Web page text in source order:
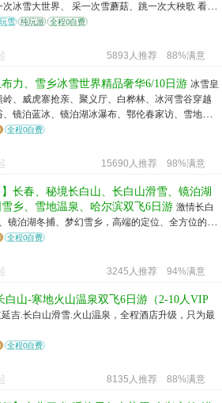
次冰雪大世界、 采一次雪蘑菇、跳一次大秧歌 看一
雪 纯玩游 全程0自费
5893人推荐 88%满意
力、雪乡冰雪世界精品奢华6/10日游 冰雪皇
岭、威虎寨抢亲、聚义厅、白桦林、冰河雪谷穿越
、镜泊蓝冰、镜泊湖冰瀑布、鄂伦春家访、雪地宝
、滑雪围畅玩、山巅滑雪
全程0自费
15690人推荐 98%满意
】长春、秘境长白山、长白山滑雪、镜泊湖
乡、雪地温泉、哈尔滨双飞6日游 激情长白
镜泊湖冬捕、梦幻雪乡，高端的定位、全方位的旅
，不走回头路、黑龙江、吉林两省精华景点一个不
全程0自费
3245人推荐 94%满意
白山-寒地火山温泉双飞6日游（2-10人VIP
延吉.长白山滑雪.火山温泉，全程酒店升级，只为最
全程0自费
8135人推荐 88%满意